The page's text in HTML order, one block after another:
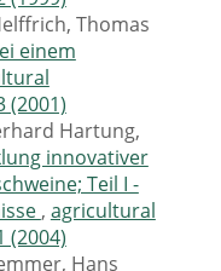
Thomas
einem
(2001)
Hartung,
innovativer
Teil I -
, agricultural
(2004)
Hans